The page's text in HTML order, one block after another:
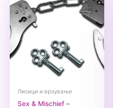
Лисици и врзување
Sex & Mischief –